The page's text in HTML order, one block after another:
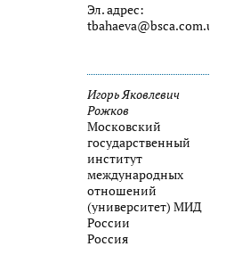
Эл. адрес:
tbahaeva@bsca.com.ua
Игорь Яковлевич
Рожков
Московский
государственный
институт
международных
отношений
(университет) МИД
России
Россия